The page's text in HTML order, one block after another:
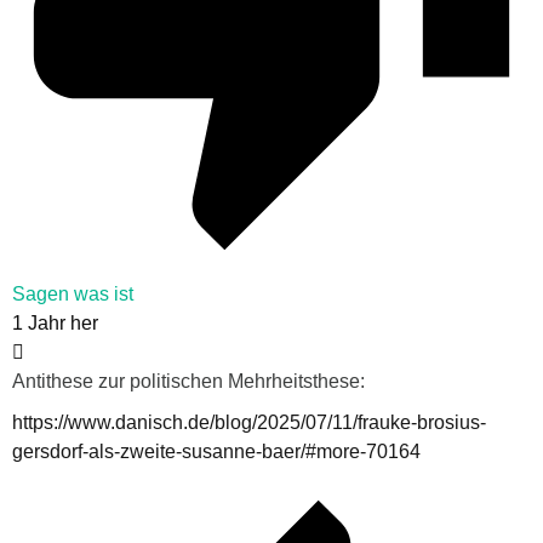
Sagen was ist
1 Jahr her
Antithese zur politischen Mehrheitsthese:
https://www.danisch.de/blog/2025/07/11/frauke-brosius-
gersdorf-als-zweite-susanne-baer/#more-70164